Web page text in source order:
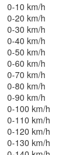
0-10 km/h
0-20 km/h
0-30 km/h
0-40 km/h
0-50 km/h
0-60 km/h
0-70 km/h
0-80 km/h
0-90 km/h
0-100 km/h
0-110 km/h
0-120 km/h
0-130 km/h